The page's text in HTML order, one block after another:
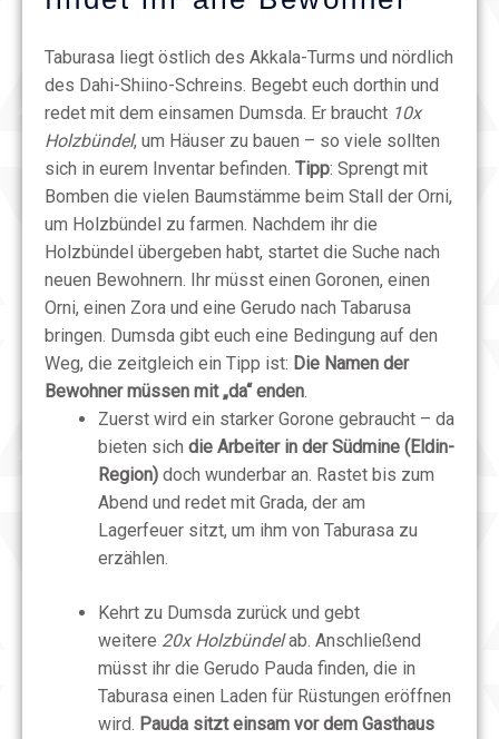
Taburasa liegt östlich des Akkala-Turms und nördlich
des Dahi-Shiino-Schreins. Begebt euch dorthin und
redet mit dem einsamen Dumsda. Er braucht 10x
Holzbündel, um Häuser zu bauen – so viele sollten
sich in eurem Inventar befinden. Tipp: Sprengt mit
Bomben die vielen Baumstämme beim Stall der Orni,
um Holzbündel zu farmen. Nachdem ihr die
Holzbündel übergeben habt, startet die Suche nach
neuen Bewohnern. Ihr müsst einen Goronen, einen
Orni, einen Zora und eine Gerudo nach Tabarusa
bringen. Dumsda gibt euch eine Bedingung auf den
Weg, die zeitgleich ein Tipp ist: Die Namen der
Bewohner müssen mit „da“ enden
Zuerst wird ein starker Gorone gebraucht – da
bieten sich die Arbeiter in der Südmine (Eldin-
Region) doch wunderbar an. Rastet bis zum
Abend und redet mit Grada, der am
Lagerfeuer sitzt, um ihm von Taburasa zu
erzählen.
Kehrt zu Dumsda zurück und gebt
weitere 20x Holzbündelab. Anschließend
müsst ihr die Gerudo Pauda finden, die in
Taburasa einen Laden für Rüstungen eröffnen
wird. Pauda sitzt einsam vor dem Gasthaus